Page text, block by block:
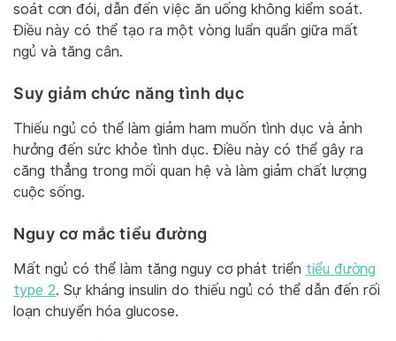
soát cơn đói, dẫn đến việc ăn uống không kiểm soát.
Điều này có thể tạo ra một vòng luẩn quẩn giữa mất
ngủ và tăng cân.
Suy giảm chức năng tình dục
Thiếu ngủ có thể làm giảm ham muốn tình dục và ảnh
hưởng đến sức khỏe tình dục. Điều này có thể gây ra
căng thẳng trong mối quan hệ và làm giảm chất lượng
cuộc sống.
Nguy cơ mắc tiểu đường
Mất ngủ có thể làm tăng nguy cơ phát triển tiểu đường
type 2. Sự kháng insulin do thiếu ngủ có thể dẫn đến rối
loạn chuyển hóa glucose.